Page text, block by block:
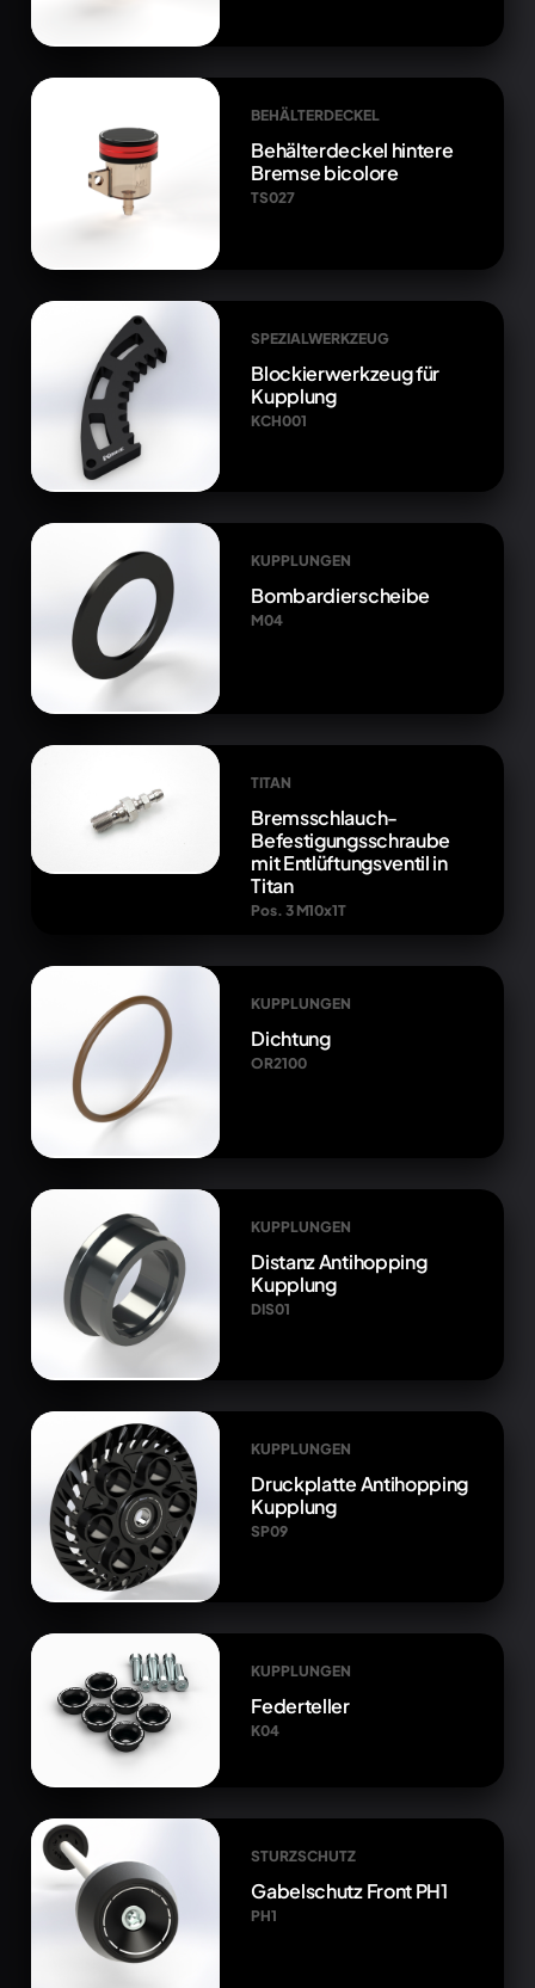
BEHÄLTERDECKEL
Behälterdeckel hintere
Bremse bicolore
TS027
SPEZIALWERKZEUG
Blockierwerkzeug für
Kupplung
KCH001
KUPPLUNGEN
Bombardierscheibe
M04
TITAN
Bremsschlauch-
Befestigungsschraube
mit Entlüftungsventil in
Titan
Pos. 3 M10x1T
KUPPLUNGEN
Dichtung
OR2100
KUPPLUNGEN
Distanz Antihopping
Kupplung
DIS01
KUPPLUNGEN
Druckplatte Antihopping
Kupplung
SP09
KUPPLUNGEN
Federteller
K04
STURZSCHUTZ
Gabelschutz Front PH1
PH1